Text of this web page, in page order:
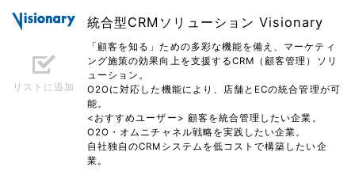
リストに追加
統合型CRMソリューション Visionary
「顧客を知る」ための多彩な機能を備え、マーケティ
ング施策の効果向上を支援するCRM（顧客管理）ソリ
ューション。
O2Oに対応した機能により、店舗とECの統合管理が可
能。
<おすすめユーザー> 顧客を統合管理したい企業。
O2O・オムニチャネル戦略を実践したい企業。
自社独自のCRMシステムを低コストで構築したい企
業。